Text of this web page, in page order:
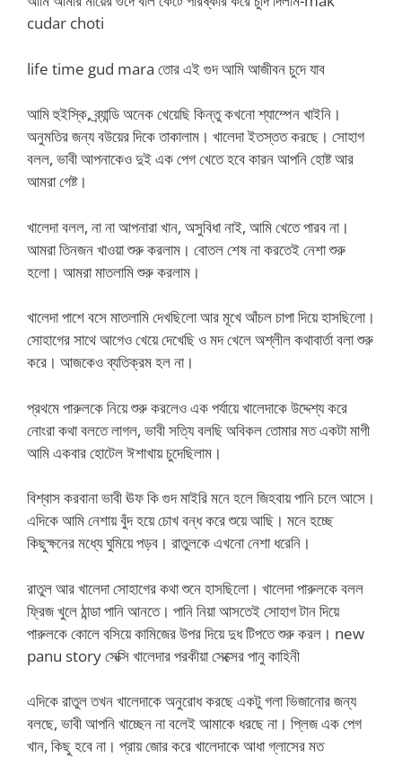
cudar choti
life time gud mara তোর এই গুদ আমি আজীবন চুদে যাব
আমি হুইস্কি, ব্র্যান্ডি অনেক খেয়েছি কিন্তু কখনো শ্যাম্পেন খাইনি।
অনুমতির জন্য বউয়ের দিকে তাকালাম। খালেদা ইতস্তত করছে। সোহাগ
বলল, ভাবী আপনাকেও দুই এক পেগ খেতে হবে কারন আপনি হোষ্ট আর
আমরা গেষ্ট।
খালেদা বলল, না না আপনারা খান, অসুবিধা নাই, আমি খেতে পারব না।
আমরা তিনজন খাওয়া শুরু করলাম। বোতল শেষ না করতেই নেশা শুরু
হলো। আমরা মাতলামি শুরু করলাম।
খালেদা পাশে বসে মাতলামি দেখছিলো আর মূখে আঁচল চাপা দিয়ে হাসছিলো।
সোহাগের সাথে আগেও খেয়ে দেখেছি ও মদ খেলে অশ্লীল কথাবার্তা বলা শুরু
করে। আজকেও ব্যতিক্রম হল না।
প্রথমে পারুলকে নিয়ে শুরু করলেও এক পর্যায়ে খালেদাকে উদ্দেশ্য করে
নোংরা কথা বলতে লাগল, ভাবী সত্যি বলছি অবিকল তোমার মত একটা মাগী
আমি একবার হোটেল ঈশাখায় চুদেছিলাম।
বিশ্বাস করবানা ভাবী ঊফ কি গুদ মাইরি মনে হলে জিহবায় পানি চলে আসে।
এদিকে আমি নেশায় বুঁদ হয়ে চোখ বন্ধ করে শুয়ে আছি। মনে হচ্ছে
কিছুক্ষনের মধ্যে ঘুমিয়ে পড়ব। রাতুলকে এখনো নেশা ধরেনি।
রাতুল আর খালেদা সোহাগের কথা শুনে হাসছিলো। খালেদা পারুলকে বলল
ফ্রিজ খুলে ঠান্ডা পানি আনতে। পানি নিয়া আসতেই সোহাগ টান দিয়ে
পারুলকে কোলে বসিয়ে কামিজের উপর দিয়ে দুধ টিপতে শুরু করল। new
panu story সেক্সি খালেদার পরকীয়া সেক্সের পানু কাহিনী
এদিকে রাতুল তখন খালেদাকে অনুরোধ করছে একটু গলা ভিজানোর জন্য
বলছে, ভাবী আপনি খাচ্ছেন না বলেই আমাকে ধরছে না। প্লিজ এক পেগ
খান, কিছু হবে না। প্রায় জোর করে খালেদাকে আধা গ্লাসের মত